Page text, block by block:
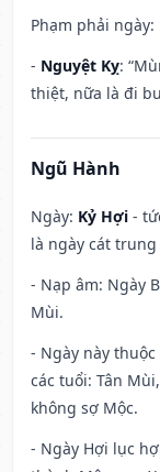
Phạm phải ngày:
- Nguyệt Kỵ:
thiệt, nữa là đi
Ngũ Hành
Ngày: Kỷ Hợi -
là ngày cát
- Nạp âm: Ngày
Mùi.
- Ngày này
các tuổi: Tân
không sợ Mộc.
- Ngày Hợi lục